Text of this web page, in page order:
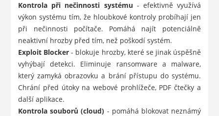
Kontrola při nečinnosti systému - efektivně využívá
výkon systému tím, že hloubkové kontroly probíhají jen
při nečinnosti počítače. Pomáhá najít potenciálně
neaktivní hrozby před tím, než poškodí systém.
Exploit Blocker - blokuje hrozby, které se jinak úspěšně
vyhýbají detekci. Eliminuje ransomware a malware,
který zamyká obrazovku a brání přístupu do systému.
Chrání před útoky na webové prohlížeče, PDF čtečky a
další aplikace.
Kontrola souborů (cloud) - pomáhá blokovat neznámý